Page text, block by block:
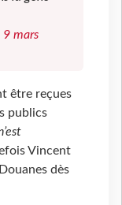
9 mars
être reçues
publics
Vincent
dès